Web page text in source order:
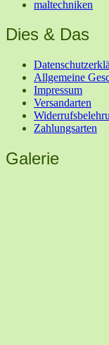
maltechniken
Dies & Das
Allgemeine
Impressum
Versandarten
Zahlungsarten
Galerie